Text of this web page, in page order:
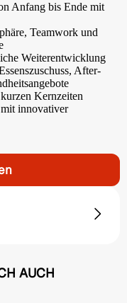
Anfang bis Ende mit
Teamwork und
Weiterentwicklung
After-
Kernzeiten
innovativer
AUCH